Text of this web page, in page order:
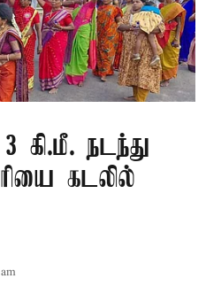
கி.மீ. நடந்து
கடலில்